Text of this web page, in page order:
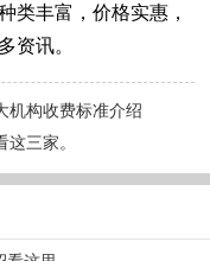
类丰富，价格实惠，
资讯。
机构收费标准介绍
三家。